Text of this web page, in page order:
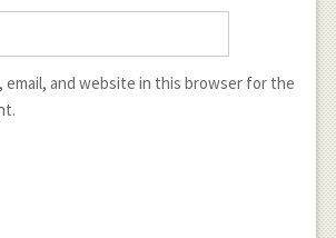
email, and website in this browser for the